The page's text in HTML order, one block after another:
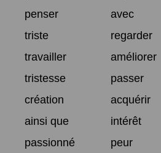
penser
avec
triste
regarder
travailler
améliorer
tristesse
passer
création
acquérir
ainsi que
intérêt
passionné
peur